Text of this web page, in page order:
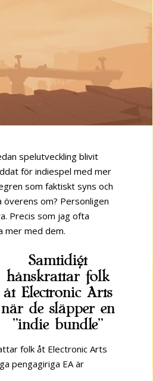
spelutveckling blivit
för indiespel med mer
som faktiskt syns och
överens om? Personligen
Precis som jag ofta
mer med dem.
Samtidigt
hånskrattar folk
åt Electronic Arts
när de släpper en
”indie bundle”
folk åt Electronic Arts
pengagiriga EA är